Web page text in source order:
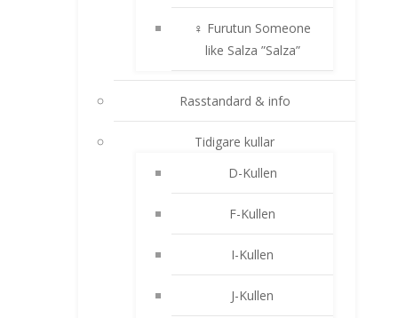
♀ Furutun Someone
like Salza ”Salza”
Rasstandard & info
Tidigare kullar
D-Kullen
F-Kullen
I-Kullen
J-Kullen